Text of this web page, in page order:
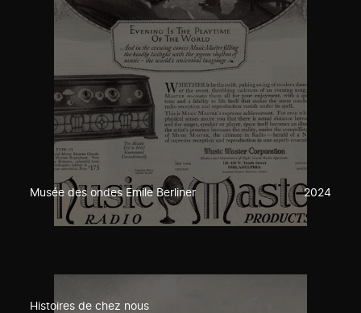
Musée des ondes Emile Berliner 2024
Histoires de chez nous